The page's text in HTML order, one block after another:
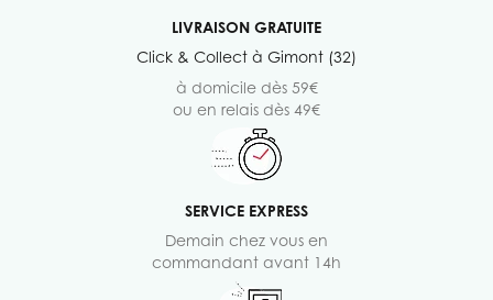
LIVRAISON GRATUITE
Click & Collect à Gimont (32)
à domicile dès 59€
ou en relais dès 49€
SERVICE EXPRESS
Demain chez vous en
commandant avant 14h